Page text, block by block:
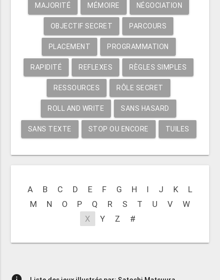
MAJORITÉ MÉMOIRE NÉGOCIATION
OBJECTIF SECRET PARCOURS
PLACEMENT PROGRAMMATION
RAPIDITÉ REFLEXES RÈGLES SIMPLES
RESSOURCES RÔLE SECRET
ROLL AND WRITE SANS HASARD
SANS TEXTE STOP OU ENCORE TUILES
A B C D E F G H I J K
L
M
N O P Q R S T U V
W
X
Y Z #